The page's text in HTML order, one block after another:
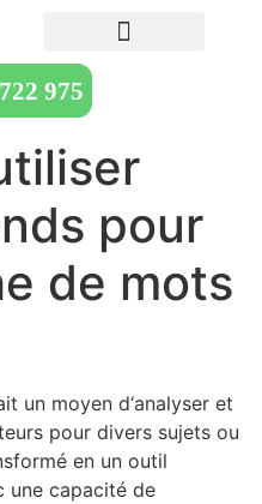
975
pour
de mots
un moyen d‘analyser et
pour divers sujets ou
en un outil
une capacité de